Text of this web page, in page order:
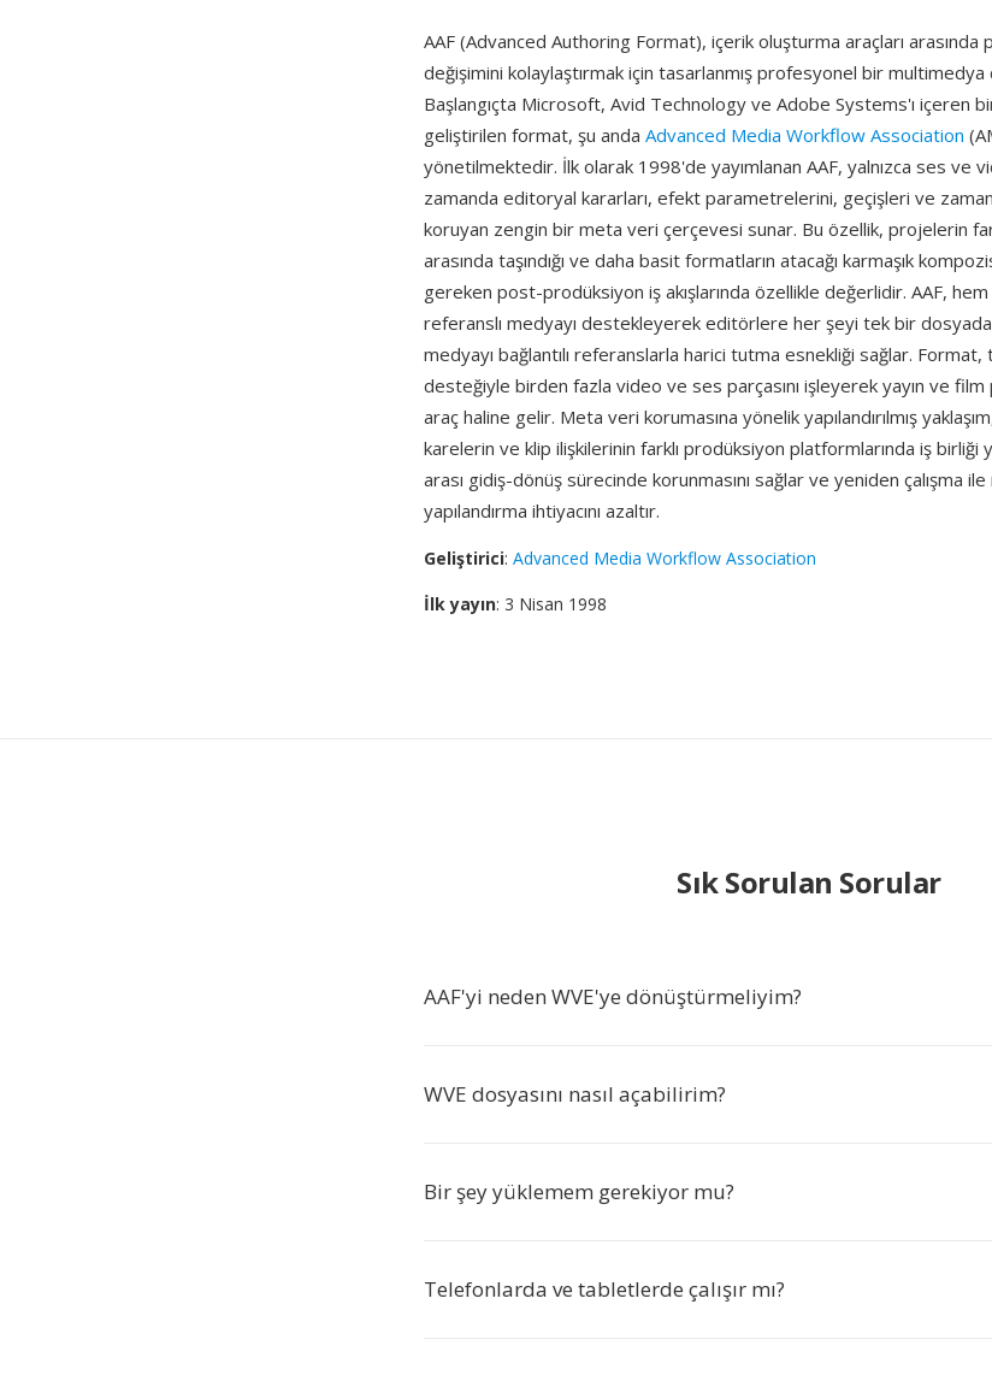
AAF (Advanced Authoring Format), içerik oluşturma araçları
değişimini kolaylaştırmak için tasarlanmış profesyonel bir multimedya
Başlangıçta Microsoft, Avid Technology ve Adobe Systems'ı içeren
geliştirilen format, şu anda Advanced Media Workflow Association
yönetilmektedir. İlk olarak 1998'de yayımlanan AAF, yalnızca ses ve
zamanda editoryal kararları, efekt parametrelerini, geçişleri ve zaman
koruyan zengin bir meta veri çerçevesi sunar. Bu özellik, projelerin
arasında taşındığı ve daha basit formatların atacağı karmaşık
gereken post-prodüksiyon iş akışlarında özellikle değerlidir. AAF,
referanslı medyayı destekleyerek editörlere her şeyi tek bir
medyayı bağlantılı referanslarla harici tutma esnekliği sağlar. Format,
desteğiyle birden fazla video ve ses parçasını işleyerek yayın ve
araç haline gelir. Meta veri korumasına yönelik yapılandırılmış
karelerin ve klip ilişkilerinin farklı prodüksiyon platformlarında iş birliği
arası gidiş-dönüş sürecinde korunmasını sağlar ve yeniden çalışma
yapılandırma ihtiyacını azaltır.
Geliştirici: Advanced Media Workflow Association
İlk yayın: 3 Nisan 1998
Sık Sorulan Sorular
AAF'yi neden WVE'ye dönüştürmeliyim?
WVE dosyasını nasıl açabilirim?
Bir şey yüklemem gerekiyor mu?
Telefonlarda ve tabletlerde çalışır mı?